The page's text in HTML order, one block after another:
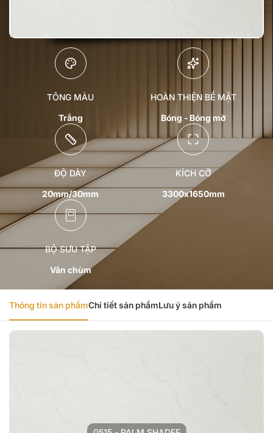
TÔNG MÀU
Trắng
HOÀN THIỆN BỀ MẶT
Bóng - Bóng mờ
ĐỘ DÀY
20mm/30mm
KÍCH CỠ
3300x1650mm
BỘ SƯU TẬP
Vân chùm
Thông tin sản phẩmChi tiết sản phẩmLưu ý sản phẩm